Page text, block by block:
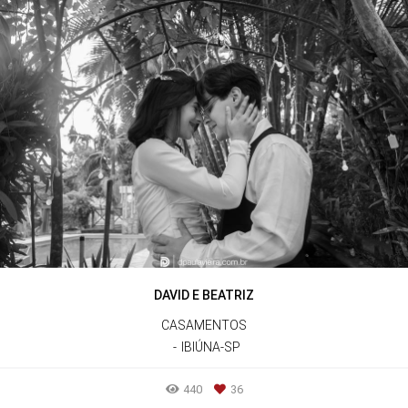
DAVID E BEATRIZ
CASAMENTOS
IBIÚNA-SP
440 36